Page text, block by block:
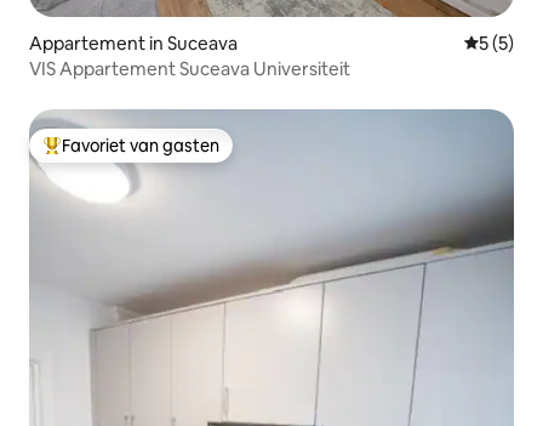
Appartement in Suceava
5 (5)
VIS Appartement Suceava Universiteit
Topfavoriet van gasten
Favoriet van gasten